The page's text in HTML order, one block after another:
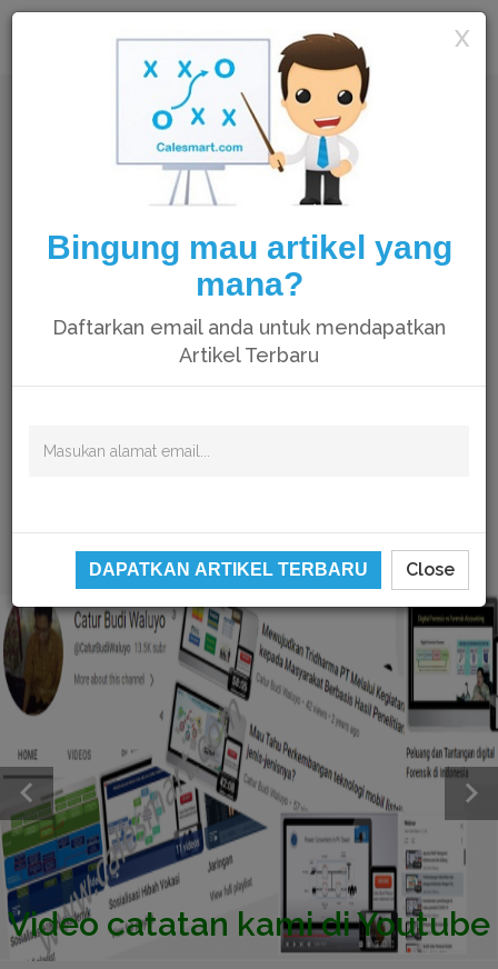
Calesmart
Video catatan kami di Youtube
X
Bingung mau artikel yang
mana?
Daftarkan email anda untuk mendapatkan
Artikel Terbaru
DAPATKAN ARTIKEL TERBARU Close